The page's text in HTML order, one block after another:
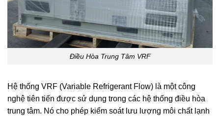
Điều Hòa Trung Tâm VRF
Hệ thống VRF (Variable Refrigerant Flow) là một công
nghệ tiên tiến được sử dụng trong các hệ thống điều hòa
trung tâm. Nó cho phép kiểm soát lưu lượng môi chất lạnh